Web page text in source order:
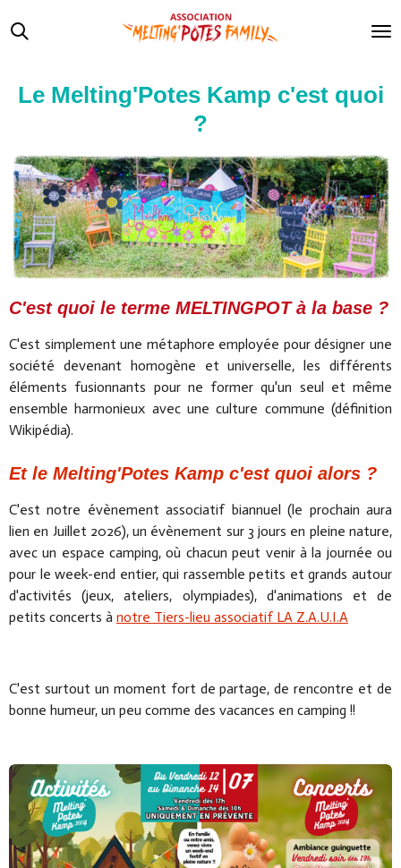
au
Le Melting'Potes Kamp c'est quoi
?
C'est quoi le terme MELTINGPOT à la base ?
C'est simplement une métaphore employée pour désigner une
société devenant homogène et universelle, les différents
éléments fusionnants pour ne former qu'un seul et même
ensemble harmonieux avec une culture commune (définition
Wikipédia).
Et le Melting'Potes Kamp c'est quoi alors ?
C'est notre évènement associatif biannuel (le prochain aura
lien en Juillet 2026), un évènement sur 3 jours en pleine nature,
avec un espace camping, où chacun peut venir à la journée ou
pour le week-end entier, qui rassemble petits et grands autour
d'activités (jeux, ateliers, olympiades), d'animations et de
petits concerts à notre Tiers-lieu associatif LA Z.A.U.I.A
C'est surtout un moment fort de partage, de rencontre et de
bonne humeur, un peu comme des vacances en camping !!